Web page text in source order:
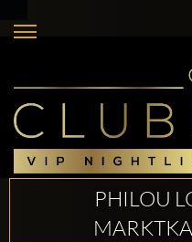
PHILOU